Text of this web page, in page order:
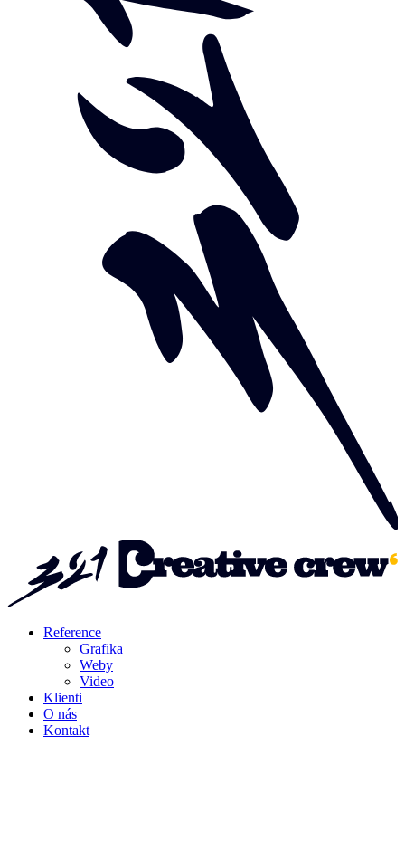
Reference
Grafika
Weby
Video
Klienti
O nás
Kontakt